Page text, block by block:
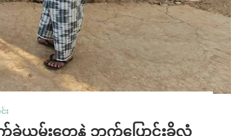
း
ယမ်းတွေနဲ့ ဘက်ပြောင်းခိုလှုံ